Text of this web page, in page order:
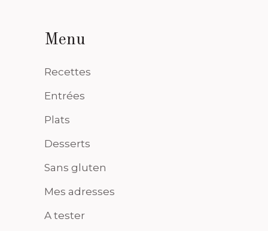
Menu
Recettes
Entrées
Plats
Desserts
Sans gluten
Mes adresses
A tester